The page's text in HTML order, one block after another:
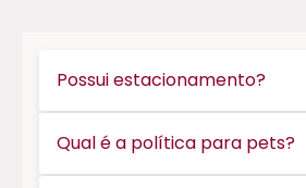
Possui estacionamento?
Qual é a política para pets?